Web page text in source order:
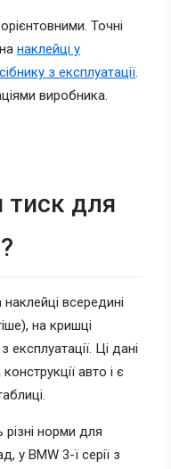
Точні
наклейці у
з експлуатації.
виробника.
тиск для
всередині
на кришці
Ці дані
авто і є
різні норми для
у BMW 3-ї серії з